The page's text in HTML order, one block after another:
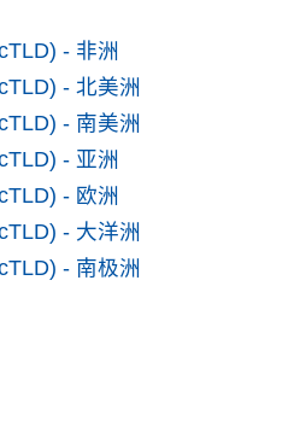
- 非洲
- 北美洲
- 南美洲
- 亚洲
- 欧洲
- 大洋洲
- 南极洲